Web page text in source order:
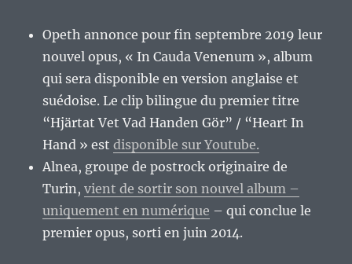
Opeth annonce pour fin septembre 2019 leur
nouvel opus, « In Cauda Venenum », album
qui sera disponible en version anglaise et
suédoise. Le clip bilingue du premier titre
“Hjärtat Vet Vad Handen Gör” / “Heart In
Hand » estdisponible sur Youtube.
Alnea, groupe de postrock originaire de
Turin,vient de sortir son nouvel album –
uniquement en numérique – qui conclue le
premier opus, sorti en juin 2014.